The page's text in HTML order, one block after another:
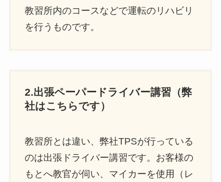
教習所内のコースなどで運転のリハビリ
を行うものです。
2.出張ペーパードライバー講習（弊
社はこちらです）
教習所とは違い、弊社TPSが行っている
のは出張ドライバー講習です。お客様の
もとへ教官が伺い、マイカーを使用（レ